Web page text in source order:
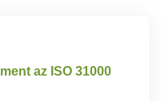
az ISO 31000